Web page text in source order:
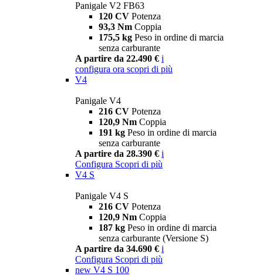
Panigale V2 FB63
120 CV Potenza
93,3 Nm Coppia
175,5 kg Peso in ordine di marcia
senza carburante
A partire da 22.490 € i
configura ora scopri di più
V4
Panigale V4
216 CV Potenza
120,9 Nm Coppia
191 kg Peso in ordine di marcia
senza carburante
A partire da 28.390 € i
Configura Scopri di più
V4 S
Panigale V4 S
216 CV Potenza
120,9 Nm Coppia
187 kg Peso in ordine di marcia
senza carburante (Versione S)
A partire da 34.690 € i
Configura Scopri di più
new V4 S 100